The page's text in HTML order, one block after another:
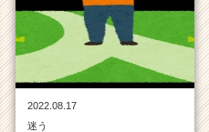
2022.08.17
迷う